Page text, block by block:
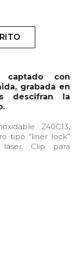
captado con
grabada en
descifran la
Z40C13,
tipo “liner lock”
Clip para